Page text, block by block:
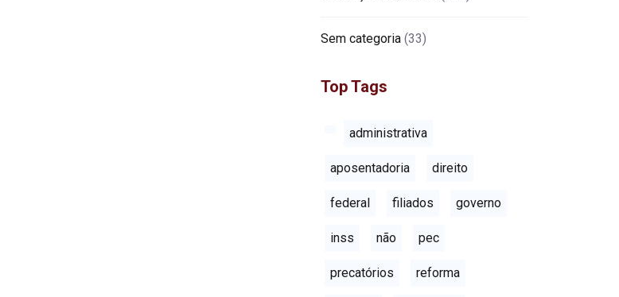
Sem categoria (33)
Top Tags
administrativa
aposentadoria direito
federal filiados governo
inss não pec
precatórios reforma